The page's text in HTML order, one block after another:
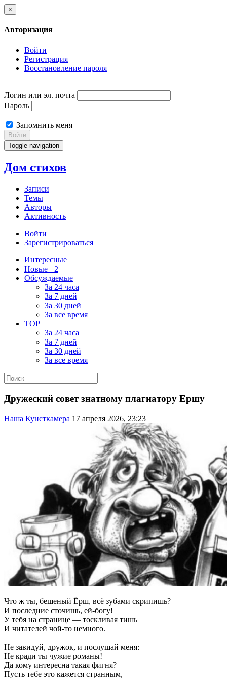
×
Авторизация
Войти
Регистрация
Восстановление пароля
Логин или эл. почта
Пароль
Запомнить меня
Войти
Toggle navigation
Дом стихов
Записи
Темы
Авторы
Активность
Войти
Зарегистрироваться
Интересные
Новые +2
Обсуждаемые
За 24 часа
За 7 дней
За 30 дней
За все время
TOP
За 24 часа
За 7 дней
За 30 дней
За все время
Дружеский совет знатному плагиатору Ершу
Наша Кунсткамера 17 апреля 2026, 23:23
Что ж ты, бешеный Ёрш, всё зубами скрипишь?
И последние сточишь, ей-богу!
У тебя на странице — тоскливая тишь
И читателей чой-то немного.
Не завидуй, дружок, и послушай меня:
Не кради ты чужие романы!
Да кому интересна такая фигня?
Пусть тебе это кажется странным,